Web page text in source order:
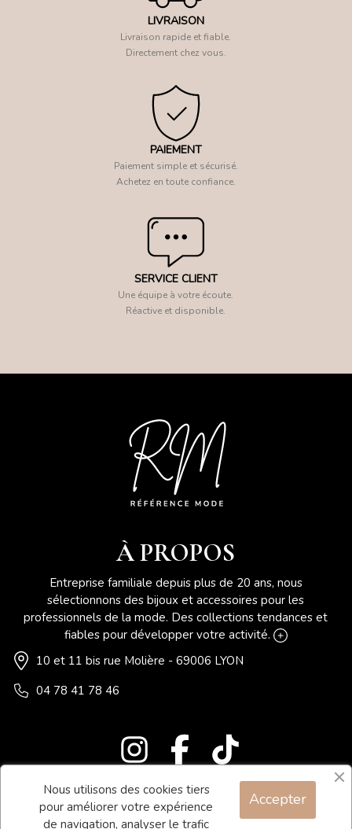
LIVRAISON
Livraison rapide et fiable.
Directement chez vous.
PAIEMENT
Paiement simple et sécurisé.
Achetez en toute confiance.
SERVICE CLIENT
Une équipe à votre écoute.
Réactive et disponible.
À PROPOS
Entreprise familiale depuis plus de 20 ans, nous
sélectionnons des bijoux et accessoires pour les
professionnels de la mode. Des collections tendances et
fiables pour développer votre activité.
10 et 11 bis rue Molière - 69006 LYON
04 78 41 78 46
Blog
Contact
Nous utilisons des cookies tiers
pour améliorer votre expérience
de navigation, analyser le trafic
Accepter